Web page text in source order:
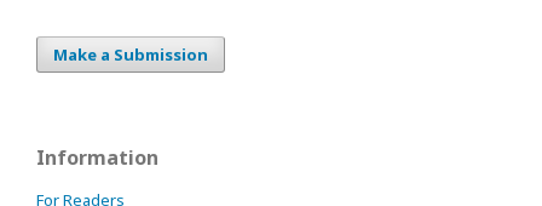
Make a Submission
Information
For Readers